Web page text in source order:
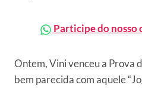
Participe do nosso
Ontem, Vini venceu a Prova
bem parecida com aquele